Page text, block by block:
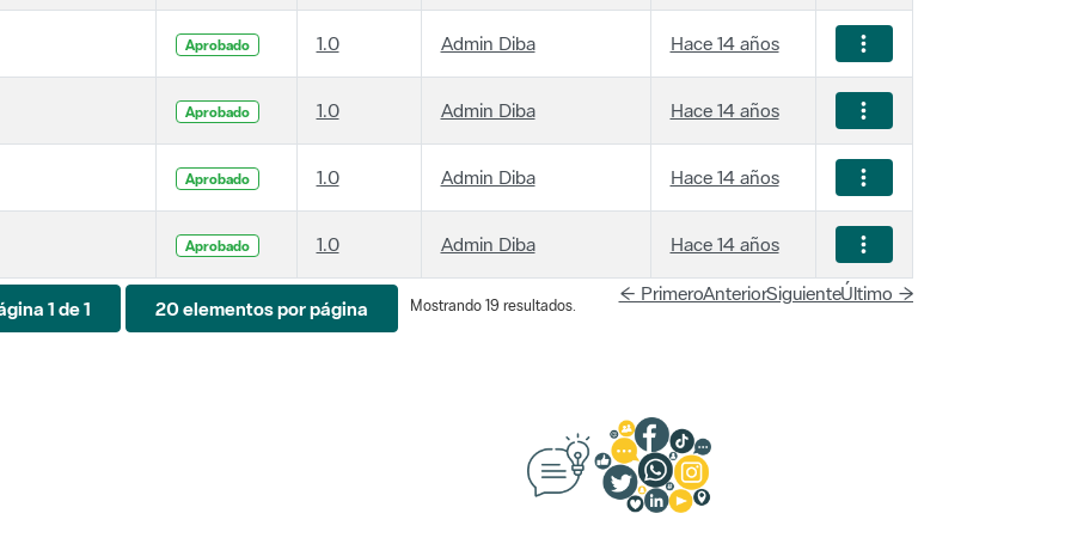
Aprobado 1.0 Admin Diba Hace 14 años
1.0 Admin Diba Hace 14 años
Aprobado 1.0 Admin Diba Hace 14 años
1.0 Admin Diba Hace 14 años
1 de 1 20 elementos por página Mostrando 19 resultados.
SiguienteÚltimo →